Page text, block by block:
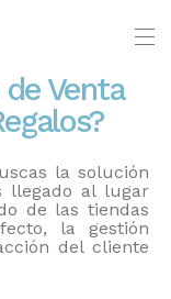
Venta
la solución
llegado al lugar
de las tiendas
la gestión
del cliente